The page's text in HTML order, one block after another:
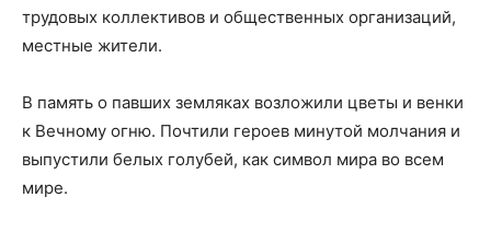
трудовых коллективов и общественных организаций,
местные жители.
В память о павших земляках возложили цветы и венки
к Вечному огню. Почтили героев минутой молчания и
выпустили белых голубей, как символ мира во всем
мире.